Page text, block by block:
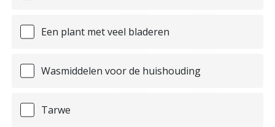
Een plant met veel bladeren
Wasmiddelen voor de huishouding
Tarwe